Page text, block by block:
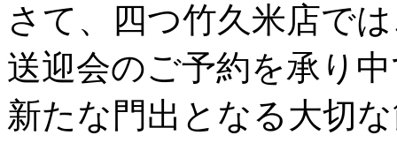
さて、四つ竹久米店で
送迎会のご予約を承り
新たな門出となる大切